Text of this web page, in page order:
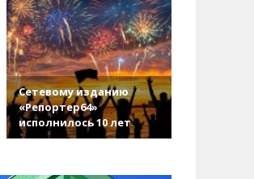
Сетевому изданию
«Репортер64»
исполнилось 10 лет